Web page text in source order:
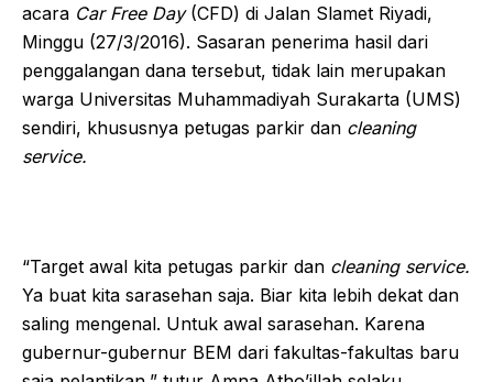
acara Car Free Day (CFD) di Jalan Slamet Riyadi,
Minggu (27/3/2016). Sasaran penerima hasil dari
penggalangan dana tersebut, tidak lain merupakan
warga Universitas Muhammadiyah Surakarta (UMS)
sendiri, khususnya petugas parkir dan cleaning
service.
“Target awal kita petugas parkir dan cleaning service.
Ya buat kita sarasehan saja. Biar kita lebih dekat dan
saling mengenal. Untuk awal sarasehan. Karena
gubernur-gubernur BEM dari fakultas-fakultas baru